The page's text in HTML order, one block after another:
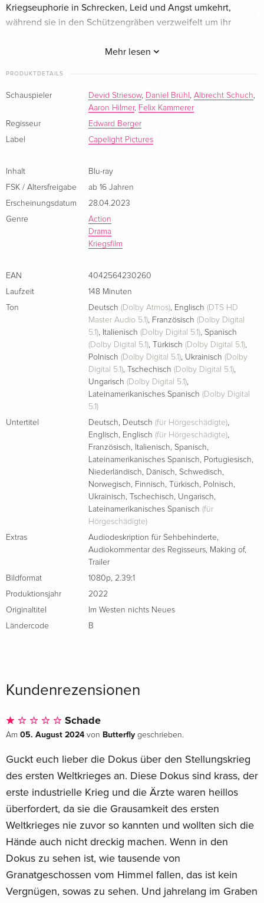
Limited Collector's Edition, Mediabook, 4K
CHF 68.50
Limited Edition, Steelbook, 4K Ultra HD + Blu-
Englisch · UK Version
Standard Edition
Ultra HD + Blu-ray
Englisch · US Version
Mehr lesen
Kriegseuphorie in Schrecken, Leid und Angst umkehrt,
während sie in den Schützengräben verzweifelt um ihr
basiert auf der berühmten gleichnamigen Buchvorlage von
PRODUKTDETAILS
Schauspieler Devid Striesow, Daniel Brühl , Albrecht Schuch,
Aaron Hilmer, Felix Kammerer
Regisseur
Edward Berger
Label
Capelight Pictures
Inhalt
Blu-ray
FSK / Altersfreigabe
ab 16 Jahren
Erscheinungsdatum
28.04.2023
Genre
Action
Drama
Kriegsfilm
EAN
4042564230260
Laufzeit
148 Minuten
Ton
Deutsch (Dolby Atmos), Englisch (DTS HD
Master Audio 5.1), Französisch (Dolby Digital
5.1), Italienisch (Dolby Digital 5.1), Spanisch
(Dolby Digital 5.1), Türkisch (Dolby Digital 5.1),
Polnisch (Dolby Digital 5.1), Ukrainisch (Dolby
Digital 5.1), Tschechisch (Dolby Digital 5.1),
Ungarisch (Dolby Digital 5.1),
Lateinamerikanisches Spanisch (Dolby Digital
5.1)
Untertitel
Deutsch, Deutsch (für Hörgeschädigte),
Englisch, Englisch (für Hörgeschädigte),
Französisch, Italienisch, Spanisch,
Lateinamerikanisches Spanisch, Portugiesisch,
Niederländisch, Dänisch, Schwedisch,
Norwegisch, Finnisch, Türkisch, Polnisch,
Ukrainisch, Tschechisch, Ungarisch,
Lateinamerikanisches Spanisch (für
Hörgeschädigte)
Extras
Audiodeskription für Sehbehinderte,
Audiokommentar des Regisseurs, Making of,
Trailer
Bildformat
1080p, 2.39:1
Produktionsjahr
2022
Originaltitel
Im Westen nichts Neues
Ländercode
B
Kundenrezensionen
Schade
Am 05. August 2024 von Butterfly geschrieben.
Guckt euch lieber die Dokus über den Stellungskrieg
des ersten Weltkrieges an. Diese Dokus sind krass, der
erste industrielle Krieg und die Ärzte waren heillos
überfordert, da sie die Grausamkeit des ersten
Weltkrieges nie zuvor so kannten und wollten sich die
Hände auch nicht dreckig machen. Wenn in den
Dokus zu sehen ist, wie tausende von
Granatgeschossen vom Himmel fallen, das ist kein
Vergnügen, sowas zu sehen. Und jahrelang im Graben